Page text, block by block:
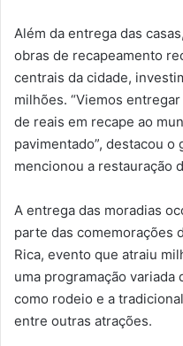
Além da entrega das
obras de recapeamento
centrais da cidade,
milhões. “Viemos
de reais em recape ao
pavimentado”, destacou o
mencionou a restauração
A entrega das moradias
parte das comemorações
Rica, evento que atraiu
uma programação
como rodeio e a
entre outras atrações.